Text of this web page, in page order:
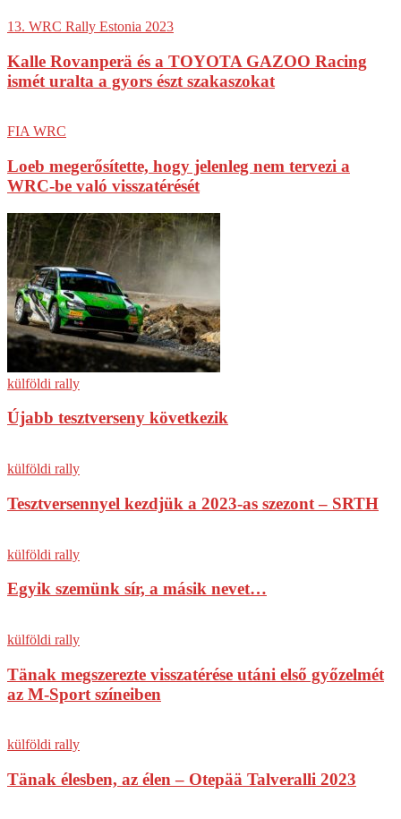
13. WRC Rally Estonia 2023
Kalle Rovanperä és a TOYOTA GAZOO Racing
ismét uralta a gyors észt szakaszokat
FIA WRC
Loeb megerősítette, hogy jelenleg nem tervezi a
WRC-be való visszatérését
külföldi rally
Újabb tesztverseny következik
külföldi rally
Tesztversennyel kezdjük a 2023-as szezont – SRTH
külföldi rally
Egyik szemünk sír, a másik nevet…
külföldi rally
Tänak megszerezte visszatérése utáni első győzelmét
az M-Sport színeiben
külföldi rally
Tänak élesben, az élen – Otepää Talveralli 2023